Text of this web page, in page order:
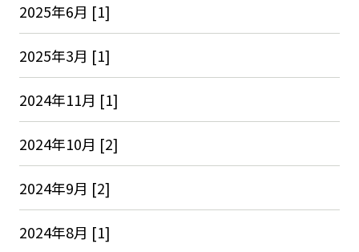
2025年6月 [1]
2025年3月 [1]
2024年11月 [1]
2024年10月 [2]
2024年9月 [2]
2024年8月 [1]